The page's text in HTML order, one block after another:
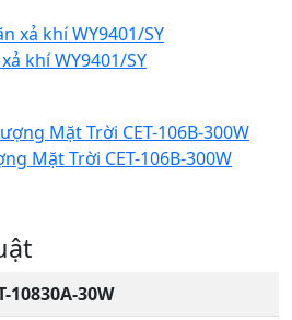
khí WY9401/SY
Mặt Trời CET-106B-300W
10830A-30W